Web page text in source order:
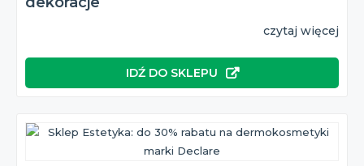
czytaj więcej
IDŹ DO SKLEPU